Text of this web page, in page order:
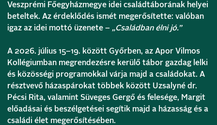
Veszprémi Főegyházmegye idei családtáborának helyei
beteltek. Az érdeklődés ismét megerősítette: valóban
igaz az idei mottó üzenete – „Családban élni jó.”
A 2026. július 15–19. között Győrben, az Apor Vilmos
Kollégiumban megrendezésre kerülő tábor gazdag lelki
és közösségi programokkal várja majd a családokat. A
résztvevő házaspárokat többek között Uzsalyné dr.
Pécsi Rita, valamint Süveges Gergő és felesége, Margit
előadásai és beszélgetései segítik majd a házasság és a
családi élet megerősítésében.